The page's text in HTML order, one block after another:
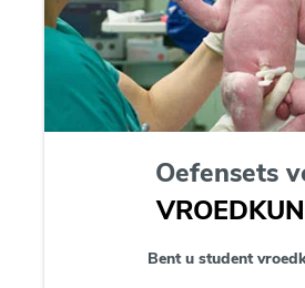
Oefensets
Bent u student